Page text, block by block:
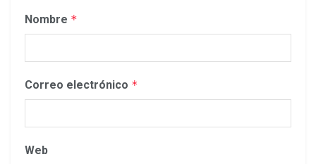
Nombre *
Correo electrónico *
Web